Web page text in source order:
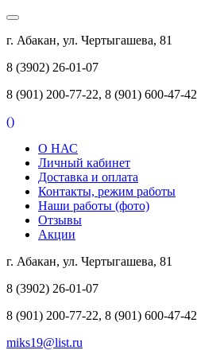
г. Абакан, ул. Чертыгашева, 81
8 (3902) 26-01-07
8 (901) 200-77-22, 8 (901) 600-47-42
()
О НАС
Личный кабинет
Доставка и оплата
Контакты, режим работы
Наши работы (фото)
Отзывы
Акции
г. Абакан, ул. Чертыгашева, 81
8 (3902) 26-01-07
8 (901) 200-77-22, 8 (901) 600-47-42
miks19@list.ru